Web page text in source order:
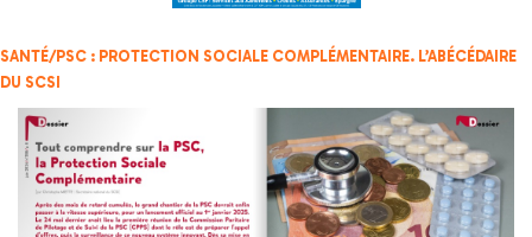
SANTÉ/PSC : PROTECTION SOCIALE COMPLÉMENTAIRE. L’ABÉCÉDAIRE
DU SCSI